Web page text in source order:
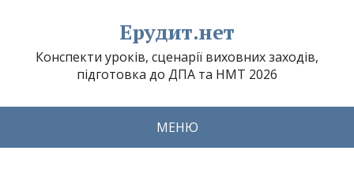
Ерудит.нет
Конспекти уроків, сценарії виховних заходів,
підготовка до ДПА та НМТ 2026
МЕНЮ